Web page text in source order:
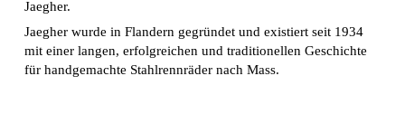
Jaegher.
Jaegher wurde in Flandern gegründet und existiert seit 1934
mit einer langen, erfolgreichen und traditionellen Geschichte
für handgemachte Stahlrennräder nach Mass.